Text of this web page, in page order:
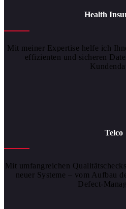
Health
Mit meiner Expertise helfe ich
effizienten und sicheren
Telco
Mit umfangreichen
neuer Systeme – vom Aufbau
Defect-